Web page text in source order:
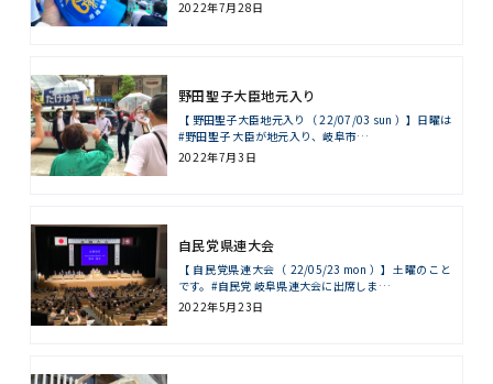
2022年7月28日
野田聖子大臣地元入り
【 野田聖子大臣地元入り（ 22/07/03 sun ）】日曜は
#野田聖子 大臣が地元入り、岐阜市…
2022年7月3日
自民党県連大会
【 自民党県連大会（ 22/05/23 mon ）】土曜のこと
です。#自民党 岐阜県連大会に出席しま…
2022年5月23日